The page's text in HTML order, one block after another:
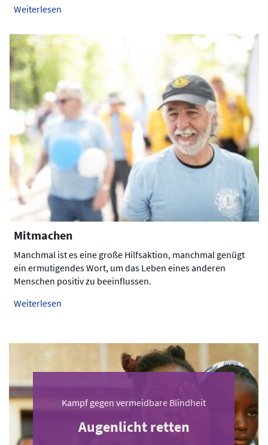
Weiterlesen
Mitmachen
Manchmal ist es eine große Hilfsaktion, manchmal genügt
ein ermutigendes Wort, um das Leben eines anderen
Menschen positiv zu beeinflussen.
Weiterlesen
Kampf gegen vermeidbare Blindheit
Augenlicht retten